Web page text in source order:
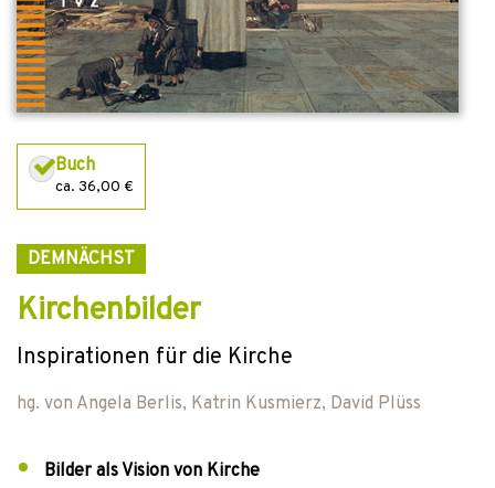
Buch
ca. 36,00 €
DEMNÄCHST
Kirchenbilder
Inspirationen für die Kirche
hg. von Angela Berlis, Katrin Kusmierz, David Plüss
Bilder als Vision von Kirche